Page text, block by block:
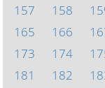
157
158
165
166
173
174
181
182